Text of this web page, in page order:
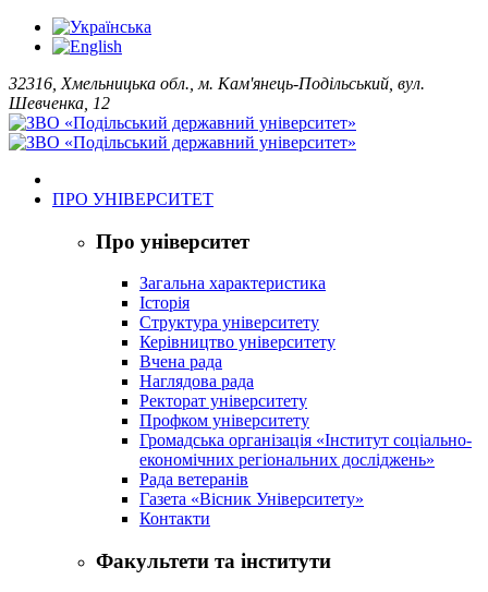
32316, Хмельницька обл., м. Кам'янець-Подільський, вул.
Шевченка, 12
ПРО УНІВЕРСИТЕТ
Про університет
Загальна характеристика
Історія
Структура університету
Керівництво університету
Вчена рада
Наглядова рада
Ректорат університету
Профком університету
Громадська організація «Інститут соціально-
економічних регіональних досліджень»
Рада ветеранів
Газета «Вісник Університету»
Контакти
Факультети та інститути